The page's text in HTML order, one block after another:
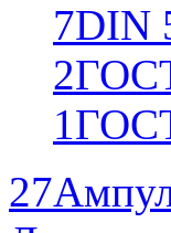
7DIN
2
1
27